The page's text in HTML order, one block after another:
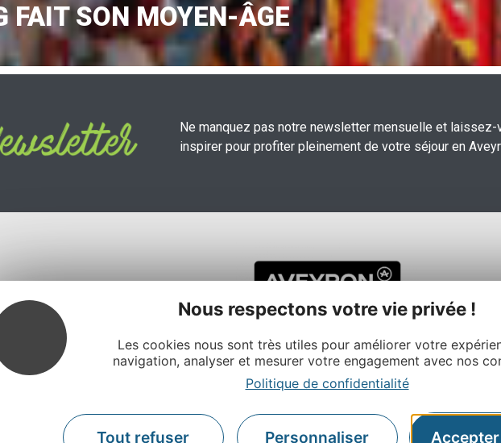
Nous respectons votre vie privée !
Les cookies nous sont très utiles pour améliorer votre
navigation, analyser et mesurer votre engagement avec nos
Politique de confidentialité
Tout refuser Personnaliser
FAIT SON MOYEN-ÂGE
Ne manquez pas notre newsletter mensuelle et laissez-
inspirer pour profiter pleinement de votre séjour en
de l’Attractivité et du Tourisme de l’Aveyron
Rue Louis Blanc – BP831 – 12008 Rodez
Contactez-nous
À propos
Nos autres sites